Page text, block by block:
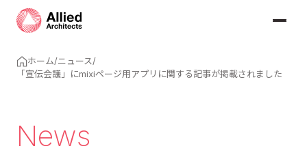
ホーム/ニュース/
「宣伝会議」にmixiページ用アプリに関する記事が掲載されました
News